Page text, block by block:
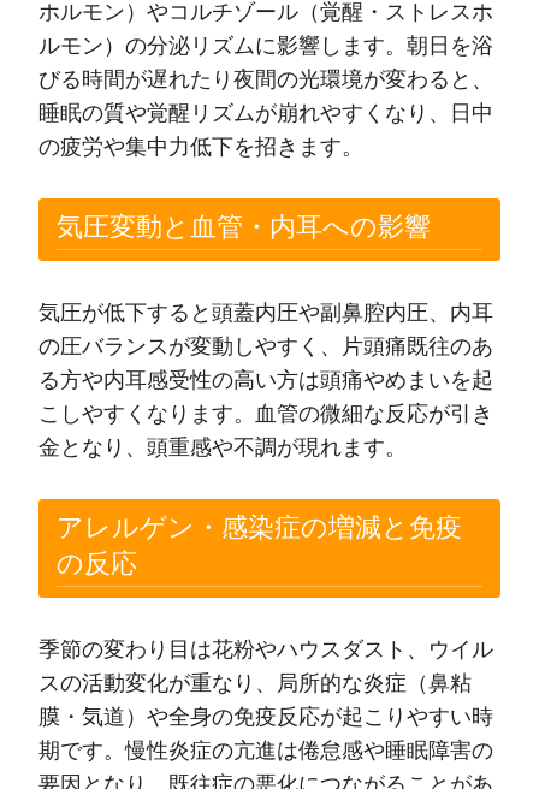
ホルモン）やコルチゾール（覚醒・ストレスホ
ルモン）の分泌リズムに影響します。朝日を浴
びる時間が遅れたり夜間の光環境が変わると、
睡眠の質や覚醒リズムが崩れやすくなり、日中
の疲労や集中力低下を招きます。
気圧変動と血管・内耳への影響
気圧が低下すると頭蓋内圧や副鼻腔内圧、内耳
の圧バランスが変動しやすく、片頭痛既往のあ
る方や内耳感受性の高い方は頭痛やめまいを起
こしやすくなります。血管の微細な反応が引き
金となり、頭重感や不調が現れます。
アレルゲン・感染症の増減と免疫
の反応
季節の変わり目は花粉やハウスダスト、ウイル
スの活動変化が重なり、局所的な炎症（鼻粘
膜・気道）や全身の免疫反応が起こりやすい時
期です。慢性炎症の亢進は倦怠感や睡眠障害の
要因となり、既往症の悪化につながることがあ